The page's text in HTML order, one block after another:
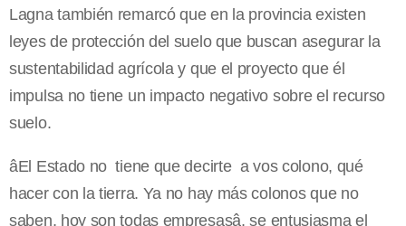
Lagna también remarcó que en la provincia existen
leyes de protección del suelo que buscan asegurar la
sustentabilidad agrícola y que el proyecto que él
impulsa no tiene un impacto negativo sobre el recurso
suelo.
âEl Estado no tiene que decirte a vos colono, qué
hacer con la tierra. Ya no hay más colonos que no
saben, hoy son todas empresasâ, se entusiasma el